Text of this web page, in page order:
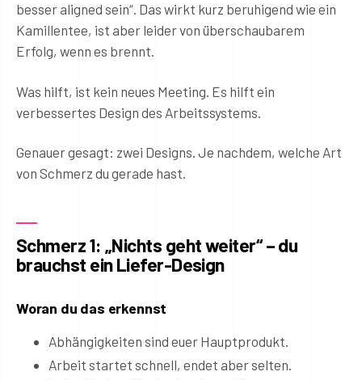
besser aligned sein“. Das wirkt kurz beruhigend wie ein
Kamillentee, ist aber leider von überschaubarem
Erfolg, wenn es brennt.
Was hilft, ist kein neues Meeting. Es hilft ein
verbessertes Design des Arbeitssystems.
Genauer gesagt: zwei Designs. Je nachdem, welche Art
von Schmerz du gerade hast.
Schmerz 1: „Nichts geht weiter“ – du
brauchst ein Liefer-Design
Woran du das erkennst
Abhängigkeiten sind euer Hauptprodukt.
Arbeit startet schnell, endet aber selten.